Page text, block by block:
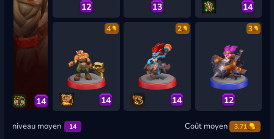
14
12 13 14
4
14
2
14
3
12
niveau moyen 14 Coût moyen 3.71